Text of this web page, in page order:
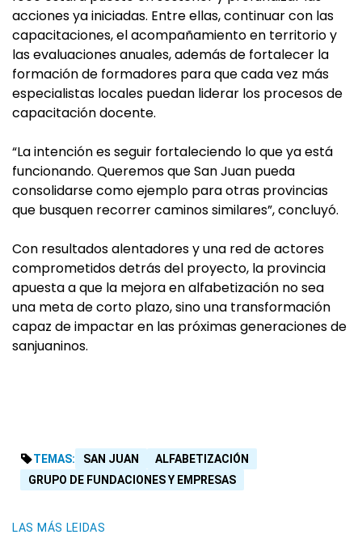
acciones ya iniciadas. Entre ellas, continuar con las
capacitaciones, el acompañamiento en territorio y
las evaluaciones anuales, además de fortalecer la
formación de formadores para que cada vez más
especialistas locales puedan liderar los procesos de
capacitación docente.
“La intención es seguir fortaleciendo lo que ya está
funcionando. Queremos que San Juan pueda
consolidarse como ejemplo para otras provincias
que busquen recorrer caminos similares”, concluyó.
Con resultados alentadores y una red de actores
comprometidos detrás del proyecto, la provincia
apuesta a que la mejora en alfabetización no sea
una meta de corto plazo, sino una transformación
capaz de impactar en las próximas generaciones de
sanjuaninos.
TEMAS: SAN JUAN
ALFABETIZACIÓN
GRUPO DE FUNDACIONES Y EMPRESAS
LAS MÁS LEIDAS